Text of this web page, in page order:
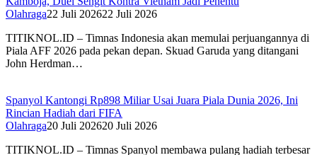
Olahraga22 Juli 202622 Juli 2026
TITIKNOL.ID – Timnas Indonesia akan memulai perjuangannya di
Piala AFF 2026 pada pekan depan. Skuad Garuda yang ditangani
John Herdman…
Spanyol Kantongi Rp898 Miliar Usai Juara Piala Dunia 2026, Ini
Rincian Hadiah dari FIFA‎
Olahraga20 Juli 202620 Juli 2026
TITIKNOL.ID – Timnas Spanyol membawa pulang hadiah terbesar